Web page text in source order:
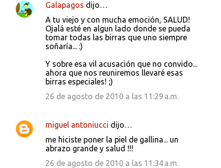
C
i
o
Galapagos dijo…
A tu viejo y con mucha emoción, SALUD!
Ojalá esté en algun lado donde se pueda
tomar todas las birras que uno siempre
soñaría... :)
Y sobre esa vil acusación que no convido...
ahora que nos reuniremos llevaré esas
birras especiales! ;)
26 de agosto de 2010 a las 11:29 a.m.
miguel antoniucci dijo…
me hiciste poner la piel de gallina... un
abrazo grande y salud !!!
26 de agosto de 2010 a las 11:34 a.m.